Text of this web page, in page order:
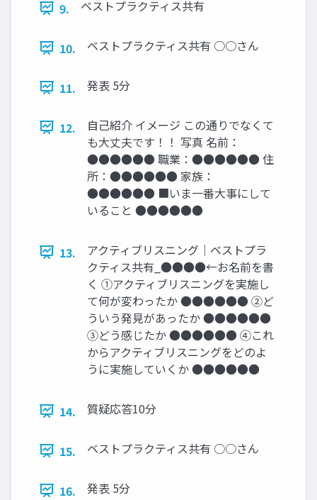
9. ベストプラクティス共有
10. ベストプラクティス共有 ○○さん
11. 発表 5分
12.
自己紹介 イメージ この通りでなくて
も大丈夫です！！ 写真 名前：
●●●●●● 職業：●●●●●● 住
所：●●●●●● 家族：
●●●●●● ■いま一番大事にして
いること ●●●●●●
13.
アクティブリスニング｜ベストプラ
クティス共有_●●●●←お名前を書
く ①アクティブリスニングを実施し
て何が変わったか ●●●●●● ②ど
ういう発見があったか ●●●●●●
③どう感じたか ●●●●●● ④これ
からアクティブリスニングをどのよ
うに実施していくか ●●●●●●
14. 質疑応答10分
15. ベストプラクティス共有 ○○さん
16. 発表 5分